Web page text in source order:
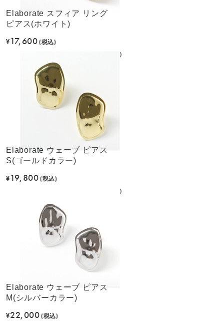
Elaborate スフィア リング
ピアス(ホワイト)
¥ 17,600(税込)
Elaborate ウェーブ ピアス
S(ゴールドカラー)
¥ 19,800(税込)
Elaborate ウェーブ ピアス
M(シルバーカラー)
¥22,000(税込)